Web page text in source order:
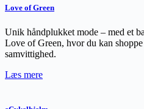
Love of Green
Unik håndplukket mode – med et
Love of Green, hvor du kan
samvittighed.
Læs mere